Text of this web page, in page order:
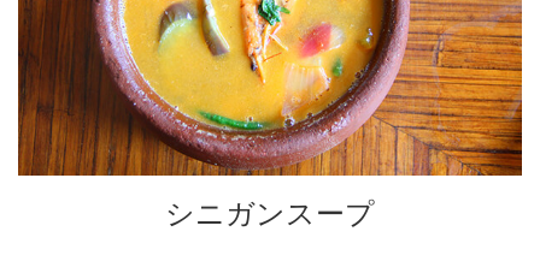
シニガンスープ